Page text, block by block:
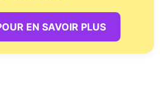
EN SAVOIR PLUS